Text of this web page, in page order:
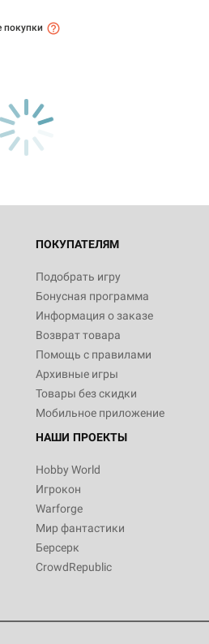
покупки
ПОКУПАТЕЛЯМ
Подобрать игру
Бонусная программа
Информация о заказе
Возврат товара
Помощь с правилами
Архивные игры
Товары без скидки
Мобильное приложение
НАШИ ПРОЕКТЫ
Hobby World
Игрокон
Warforge
Мир фантастики
Берсерк
CrowdRepublic